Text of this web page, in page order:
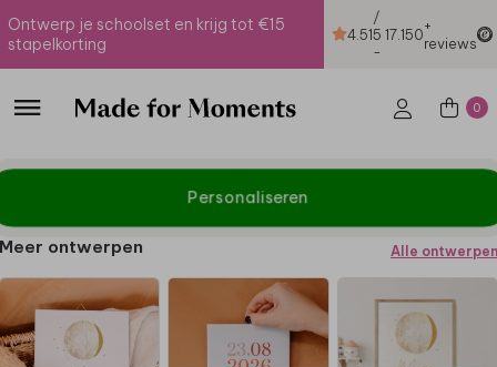
Ontwerp je schoolset en krijg tot €15
stapelkorting
4.51
/
5
-
17.150+
reviews
0
Personaliseren
Meer ontwerpen Alle ontwerpen